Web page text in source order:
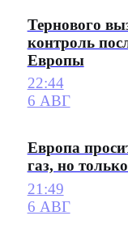
Тернового
контроль
Европы
22:44
6 АВГ
Европа
газ, но
21:49
6 АВГ